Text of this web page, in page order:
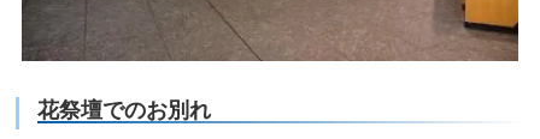
花祭壇でのお別れ